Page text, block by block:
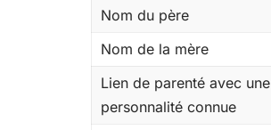
Nom du père
Nom de la mère
Lien de parenté avec une
personnalité connue